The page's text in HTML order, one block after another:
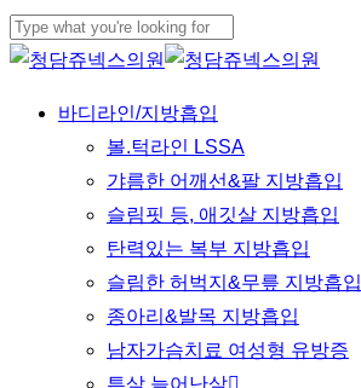
Skip
to
content
Close
Menu
바디라인/지방흡입
볼.턱라인 LSSA
갸름한 어깨선&팔 지방흡입
슬림핏 등, 애깃살 지방흡입
탄력있는 복부 지방흡입
슬림한 허벅지&무릎 지방흡입
종아리&발목 지방흡입
남자가슴치료 여성형 유방증
튼살 늘어난살